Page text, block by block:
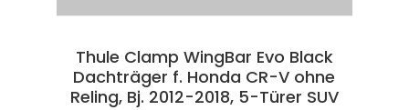
Thule Clamp WingBar Evo Black
Dachträger f. Honda CR-V ohne
Reling, Bj. 2012-2018, 5-Türer SUV